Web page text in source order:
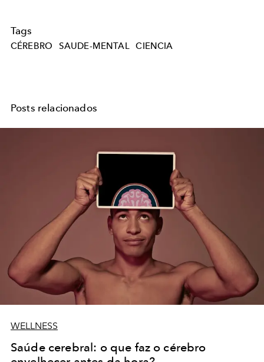
Tags
CÉREBRO SAUDE-MENTAL CIENCIA
Posts relacionados
WELLNESS
Saúde cerebral: o que faz o cérebro